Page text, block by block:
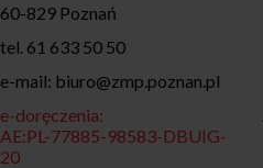
60-829 Poznań
tel. 61 633 50 50
e-mail: biuro@zmp.poznan.pl
e-doręczenia:
AE:PL-77885-98583-DBUIG-
20